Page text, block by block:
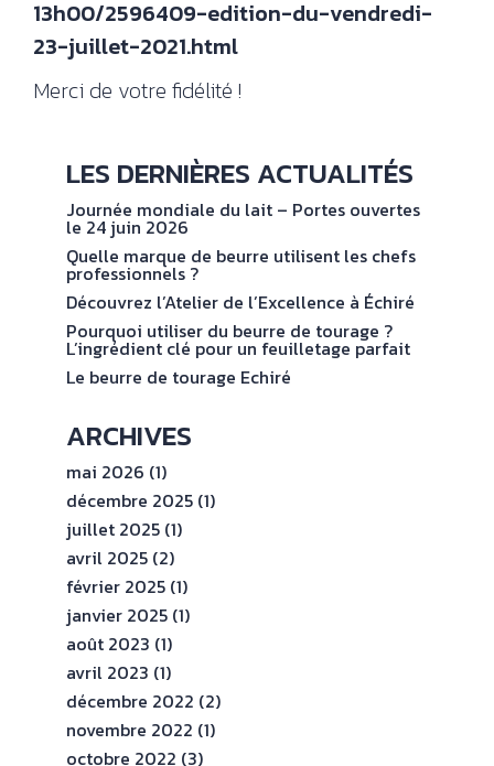
13h00/2596409-edition-du-vendredi-
23-juillet-2021.html
Merci de votre fidélité !
LES DERNIÈRES ACTUALITÉS
Journée mondiale du lait – Portes ouvertes
le 24 juin 2026
Quelle marque de beurre utilisent les chefs
professionnels ?
Découvrez l’Atelier de l’Excellence à Échiré
Pourquoi utiliser du beurre de tourage ?
L’ingrédient clé pour un feuilletage parfait
Le beurre de tourage Echiré
ARCHIVES
mai 2026 (1)
décembre 2025 (1)
juillet 2025 (1)
avril 2025 (2)
février 2025 (1)
janvier 2025 (1)
août 2023 (1)
avril 2023 (1)
décembre 2022 (2)
novembre 2022 (1)
octobre 2022 (3)